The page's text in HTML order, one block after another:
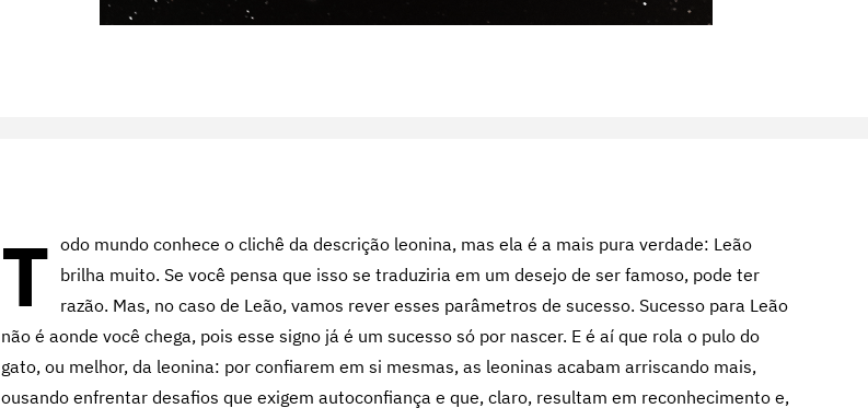
T odo mundo conhece o clichê da descrição leonina, mas ela é a mais pura verdade: Leão
brilha muito. Se você pensa que isso se traduziria em um desejo de ser famoso, pode ter
razão. Mas, no caso de Leão, vamos rever esses parâmetros de sucesso. Sucesso para Leão
não é aonde você chega, pois esse signo já é um sucesso só por nascer. E é aí que rola o pulo do
gato, ou melhor, da leonina: por confiarem em si mesmas, as leoninas acabam arriscando mais,
ousando enfrentar desafios que exigem autoconfiança e que, claro, resultam em reconhecimento e,